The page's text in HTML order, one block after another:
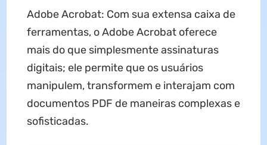
Adobe Acrobat: Com sua extensa caixa de
ferramentas, o Adobe Acrobat oferece
mais do que simplesmente assinaturas
digitais; ele permite que os usuários
manipulem, transformem e interajam com
documentos PDF de maneiras complexas e
sofisticadas.